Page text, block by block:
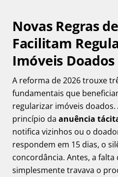
Novas Regras
Facilitam
Imóveis Doados
A reforma de 2026 trouxe
fundamentais que
regularizar imóveis
princípio da anuência
notifica vizinhos ou o
respondem em 15 dias, o
concordância. Antes, a falta
simplesmente travava o